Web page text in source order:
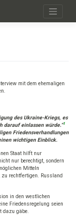
mit dem ehemaligen
des Ukraine-Kriegs, es
darauf einlassen würde.“1
Friedensverhandlungen
wichtigen Einblick.
Staat hilft nur
nur berechtigt, sondern
Mitteln
rechtfertigen. Russland
in den westlichen
Friedensregelung seien
dazu gäbe.